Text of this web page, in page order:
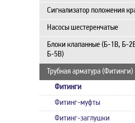
Сигнализатор положения
Насосы шестеренчатые
Блоки клапанные (Б-1В, Б-
Б-5В)
Трубная арматура (Фитинги)
Фитинги
Фитинг-муфты
Фитинг-заглушки